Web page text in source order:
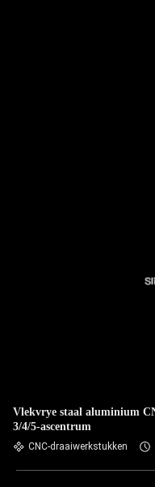
Vlekvrye staal aluminium
3/4/5-ascentrum
CNC-draaiwerkstukken